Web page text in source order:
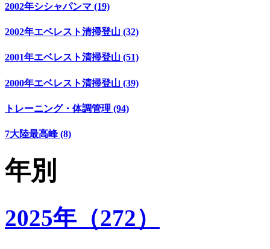
2002年シシャパンマ (19)
2002年エベレスト清掃登山 (32)
2001年エベレスト清掃登山 (51)
2000年エベレスト清掃登山 (39)
トレーニング・体調管理 (94)
7大陸最高峰 (8)
年別
2025年（272）